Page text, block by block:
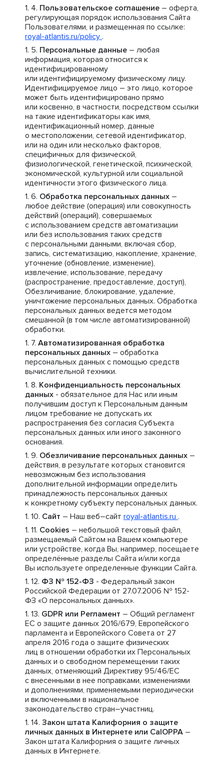
Пользовательское соглашение – оферта,
регулирующая порядок использования Сайта
Пользователями, и размещенная по ссылке:
royal-atlantis.ru/policy .
Персональные данные – любая
информация, которая относится к
идентифицированному
или идентифицируемому физическому лицу.
Идентифицируемое лицо – это лицо, которое
может быть идентифицировано прямо
или косвенно, в частности, посредством ссылки
на такие идентификаторы как имя,
идентификационный номер, данные
о местоположении, сетевой идентификатор,
или на один или несколько факторов,
специфичных для физической,
физиологической, генетической, психической,
экономической, культурной или социальной
идентичности этого физического лица.
Обработка персональных данных –
любое действие (операция) или совокупность
действий (операций), совершаемых
с использованием средств автоматизации
или без использования таких средств
с персональными данными, включая сбор,
запись, систематизацию, накопление, хранение,
уточнение (обновление, изменение),
извлечение, использование, передачу
(распространение, предоставление, доступ),
Обезличивание, блокирование, удаление,
уничтожение персональных данных. Обработка
персональных данных ведется методом
смешанной (в том числе автоматизированной)
обработки.
Автоматизированная обработка
персональных данных – обработка
персональных данных с помощью средств
вычислительной техники.
Конфиденциальность персональных
данных - обязательное для Нас или иным
получившим доступ к Персональным данным
лицом требование не допускать их
распространения без согласия Субъекта
персональных данных или иного законного
основания.
Обезличивание персональных данных –
действия, в результате которых становится
невозможным без использования
дополнительной информации определить
принадлежность персональных данных
к конкретному субъекту персональных данных.
Сайт – Наш веб–сайт royal-atlantis.ru .
Cookies – небольшой текстовый файл,
размещаемый Сайтом на Вашем компьютере
или устройстве, когда Вы, например, посещаете
определённые разделы Сайта и/или когда
Вы используете определенные функции Сайта.
ФЗ № 152-ФЗ - Федеральный закон
Российской Федерации от 27.07.2006 № 152-
ФЗ «О персональных данных».
GDPR или Регламент – Общий регламент
ЕС о защите данных 2016/679, Европейского
парламента и Европейского Совета от 27
апреля 2016 года о защите физических
лиц в отношении обработки их Персональных
данных и о свободном перемещении таких
данных, отменяющий Директиву 95/46/ЕС
с внесенными в нее поправками, изменениями
и дополнениями, применяемыми периодически
и включенными в национальное
законодательство стран–участниц.
Закон штата Калифорния о защите
личных данных в Интернете или CalOPPA –
Закон штата Калифорния о защите личных
данных в Интернете.